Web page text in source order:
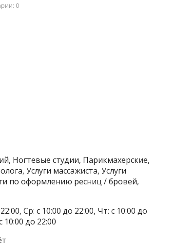
0
Ногтевые студии, Парикмахерские,
Услуги массажиста, Услуги
по оформлению ресниц / бровей,
Ср: с 10:00 до 22:00, Чт: с 10:00 до
10:00 до 22:00